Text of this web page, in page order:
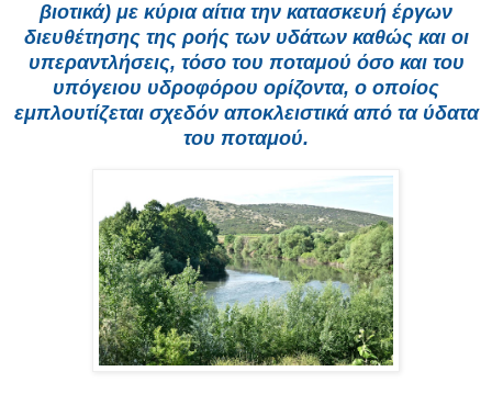
βιοτικά) με κύρια αίτια την κατασκευή έργων
διευθέτησης της ροής των υδάτων καθώς και οι
υπεραντλήσεις, τόσο του ποταμού όσο και του
υπόγειου υδροφόρου ορίζοντα, ο οποίος
εμπλουτίζεται σχεδόν αποκλειστικά από τα ύδατα
του ποταμού.